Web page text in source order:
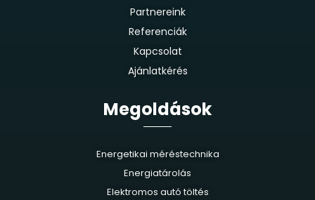
Partnereink
Referenciák
Kapcsolat
Ajánlatkérés
Megoldások
Energetikai méréstechnika
Energiatárolás
Elektromos autó töltés